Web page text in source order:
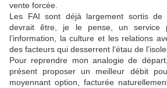
vente forcée.
Les FAI sont déjà largement sortis
devrait être, je le pense, un service
l’information, la culture et les relations
des facteurs qui desserrent l’étau de
Pour reprendre mon analogie de
présent proposer un meilleur débit
moyennant option, facturée